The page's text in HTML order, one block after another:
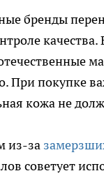
бренды
При покупке
кожа не
из-за
советует